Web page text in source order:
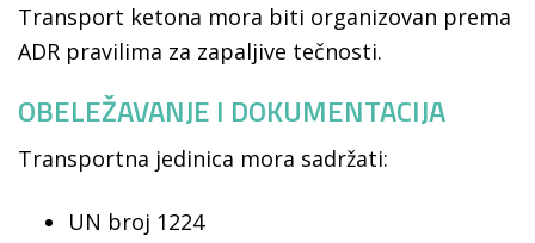
Transport ketona mora biti organizovan prema
ADR pravilima za zapaljive tečnosti.
OBELEŽAVANJE I DOKUMENTACIJA
Transportna jedinica mora sadržati:
UN broj 1224